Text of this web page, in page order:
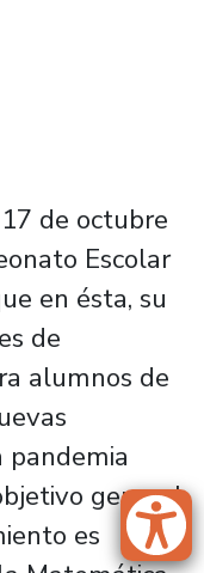
de octubre
Escolar
en ésta, su
de
alumnos de
general
es